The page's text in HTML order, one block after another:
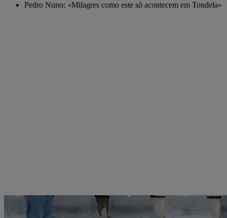
Pedro Nuno: «Milagres como este só acontecem em Tondela»